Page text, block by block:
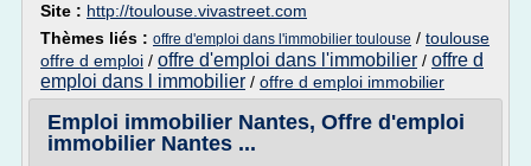
Site : http://toulouse.vivastreet.com
Thèmes liés : offre d'emploi dans l'immobilier toulouse / toulouse
offre d emploi / offre d'emploi dans l'immobilier / offre d
emploi dans l immobilier / offre d emploi immobilier
Emploi immobilier Nantes, Offre d'emploi
immobilier Nantes ...